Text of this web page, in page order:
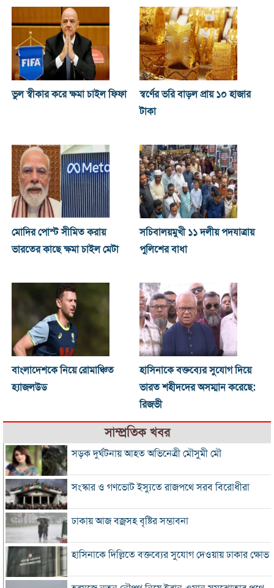
ভুল স্বীকার করে ক্ষমা চাইল ফিফা
স্বর্ণের ভরি বাড়ল প্রায় ১০ হাজার
টাকা
মোদির পোস্ট সীমিত করায়
ভারতের কাছে ক্ষমা চাইল মেটা
সচিবালয়মুখী ১১ দলীয় পদযাত্রায়
পুলিশের বাধা
বাংলাদেশকে নিয়ে রোমাঞ্চিত
হ্যাজলউড
হাসিনাকে বক্তব্যের সুযোগ দিয়ে
ভারত শহীদদের অসম্মান করেছে:
রিজভী
সাম্প্রতিক খবর
সড়ক দুর্ঘটনায় আহত অভিনেত্রী মৌসুমী মৌ
সংস্কার ও গণভোট ইস্যুতে রাজপথে সরব বিরোধীরা
ঢাকায় আজ বজ্রসহ বৃষ্টির সম্ভাবনা
হাসিনাকে দিল্লিতে বক্তব্যের সুযোগ দেওয়ায় ঢাকার ক্ষোভ